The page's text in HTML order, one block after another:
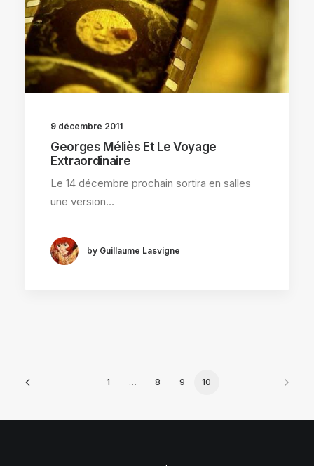
9 décembre 2011
Georges Méliès Et Le Voyage
Extraordinaire
Le 14 décembre prochain sortira en salles
une version…
by Guillaume Lasvigne
1 … 8 9 10